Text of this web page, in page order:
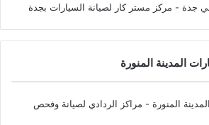
جدة - مركز مستر كار لصيانة السيارات بجدة
المدينة المنورة
المنورة - مراكز الردادي لصيانة وفحص